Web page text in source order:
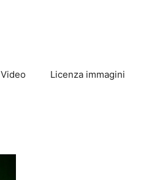
Video Licenza immagini